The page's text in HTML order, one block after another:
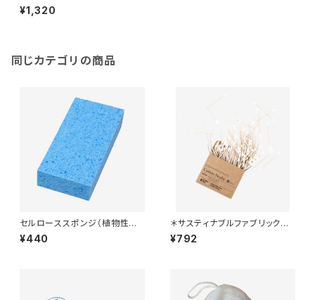
ィック＊ソープホルダー＊
¥1,320
同じカテゴリの商品
セルローススポンジ（植物性繊
維） ~お風呂用~
¥440
＊サスティナブルファブリック使
用＊コットンスワッブ＊100ピー
ス
¥792